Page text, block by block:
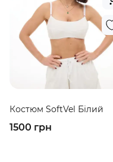
Костюм SoftVel Білий
1500 грн